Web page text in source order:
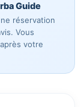
Guide
réservation
Vous
votre